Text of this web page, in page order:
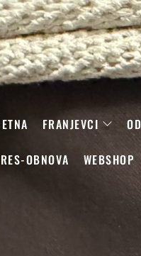
FRANJEVCI
OBNOVA WEBSHOP